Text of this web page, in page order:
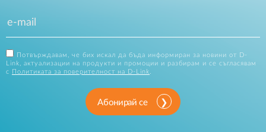
Потвърждавам, че бих искал да бъда информиран за новини от D-
Link, актуализации на продукти и промоции и разбирам и се съгласявам
с
Политиката за поверителност на D-Link
Абонирай се